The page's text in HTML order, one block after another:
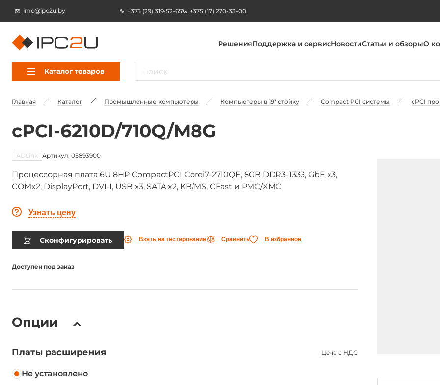
imc@ipc2u.by +375 (29) 319-52-65 +375 (17) 270-33-00
РешенияПоддержка и сервисНовостиСтатьи и обзорыО
Каталог товаров
Главная Каталог Промышленные компьютеры Компьютеры в 19" стойку Compact PCI системы cPCI
cPCI-6210D/710Q/M8G
ADLink Артикул: 05893900
Процессорная плата 6U 8HP CompactPCI Corei7-2710QE, 8GB DDR3-1333, GbE x3,
COMx2, DisplayPort, DVI-I, USB x3, SATA x2, KB/MS, CFast и PMC/XMC
Узнать цену
Сконфигурировать Взять на тестирование Сравнить В избранное
Доступен под заказ
Опции
Платы расширения Цена с НДС
Не установлено